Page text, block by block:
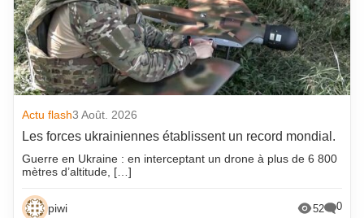
Actu flash3 Août. 2026
Les forces ukrainiennes établissent un record mondial.
Guerre en Ukraine : en interceptant un drone à plus de 6 800
mètres d’altitude, […]
piwi 52 0